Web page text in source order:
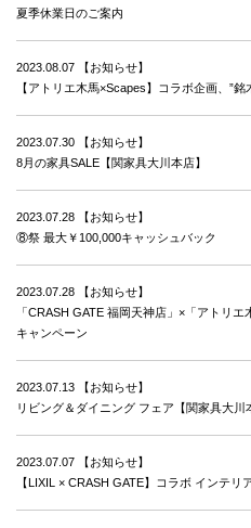
夏季休業日のご案内
2023.08.07
【お知らせ】
【アトリエ木馬×Scapes】コラボ企画、”
2023.07.30
【お知らせ】
8月の家具SALE【関家具大川本店】
2023.07.28
【お知らせ】
⑧祭 最大￥100,000キャッシュバック
2023.07.28
【お知らせ】
「CRASH GATE 福岡天神店」×「アトリ
キャンペーン
2023.07.13
【お知らせ】
リビング＆ダイニング フェア【関家具大川
2023.07.07
【お知らせ】
【LIXIL × CRASH GATE】コラボ インテ